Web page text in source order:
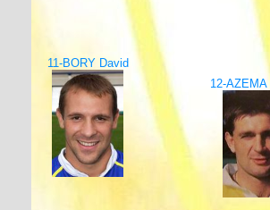
11-BORY David
12-